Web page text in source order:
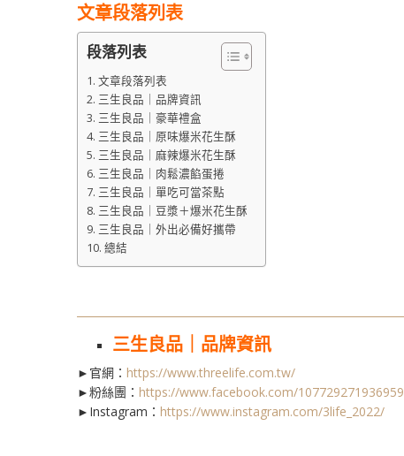
文章段落列表
段落列表
文章段落列表
三生良品｜品牌資訊
三生良品｜豪華禮盒
三生良品｜原味爆米花生酥
三生良品｜麻辣爆米花生酥
三生良品｜肉鬆濃餡蛋捲
三生良品｜單吃可當茶點
三生良品｜豆漿＋爆米花生酥
三生良品｜外出必備好攜帶
總結
三生良品｜品牌資訊
►官網： https://www.threelife.com.tw/
►粉絲團： https://www.facebook.com/107729271936959
►Instagram： https://www.instagram.com/3life_2022/